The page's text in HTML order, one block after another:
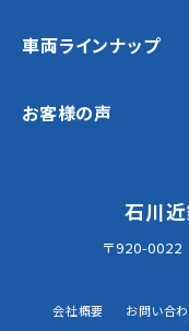
車両ラインナップ
お客様の声
石川
〒920-0022
会社概要 お問い合